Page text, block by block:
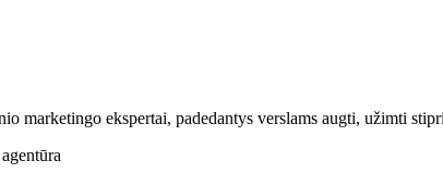
marketingo ekspertai, padedantys verslams augti, užimti